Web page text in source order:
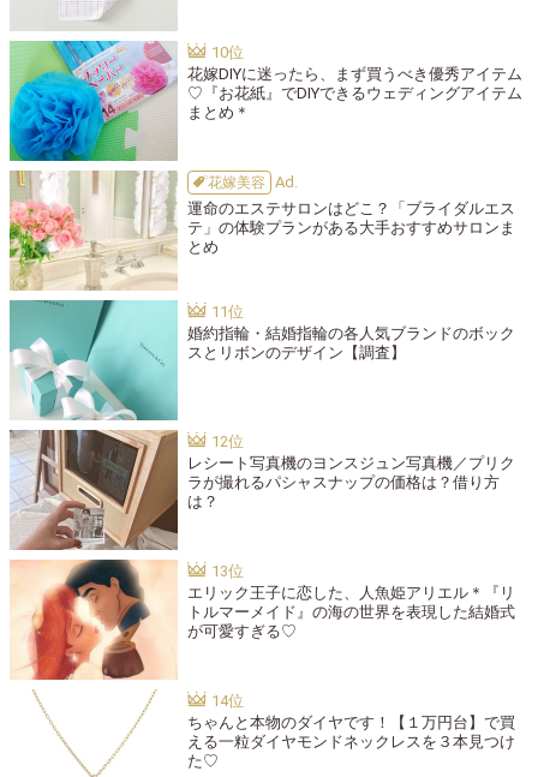
花嫁DIYに迷ったら、まず買うべき優秀アイテム
♡『お花紙』でDIYできるウェディングアイテム
まとめ＊
花嫁美容
運命のエステサロンはどこ？「ブライダルエス
テ」の体験プランがある大手おすすめサロンま
とめ
婚約指輪・結婚指輪の各人気ブランドのボック
スとリボンのデザイン【調査】
レシート写真機のヨンスジュン写真機／プリク
ラが撮れるパシャスナップの価格は？借り方
は？
エリック王子に恋した、人魚姫アリエル＊『リ
トルマーメイド』の海の世界を表現した結婚式
が可愛すぎる♡
ちゃんと本物のダイヤです！【１万円台】で買
える一粒ダイヤモンドネックレスを３本見つけ
た♡